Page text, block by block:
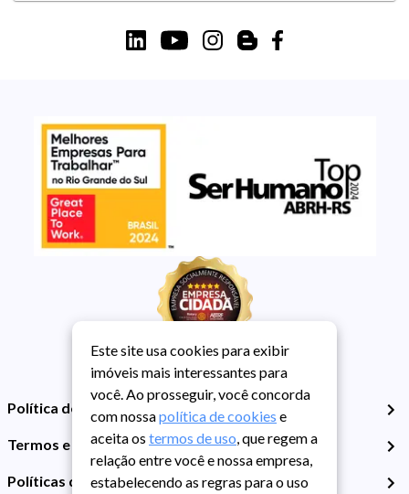
Política de Privacidade
Termos e Condições de Uso
Políticas de Cookies
Este site usa cookies para exibir
imóveis mais interessantes para
você. Ao prosseguir, você concorda
com nossapolítica de cookies e
aceita os termos de uso, que regem a
relação entre você e nossa empresa,
estabelecendo as regras para o uso